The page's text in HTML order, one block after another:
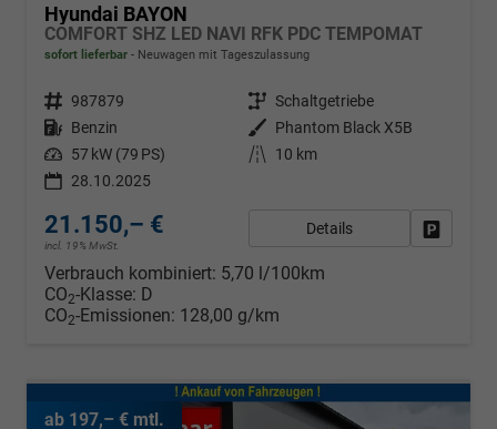
Hyundai BAYON
COMFORT SHZ LED NAVI RFK PDC TEMPOMAT
sofort lieferbar Neuwagen mit Tageszulassung
Fahrzeugnr. 987879 Getriebe Schaltgetriebe
Kraftstoff Benzin Außenfarbe
Phantom Black X5B
Leistung 57 kW (79 PS) Kilometerstand
10 km
28.10.2025
21.150,– €
incl. 19% MwSt.
Details
Verbrauch kombiniert: 5,70 l/100km
CO2-Klasse: D
CO2-Emissionen: 128,00 g/km
ab 197,– € mtl.